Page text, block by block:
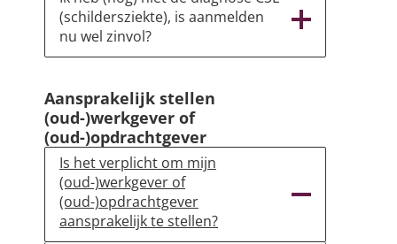
(schildersziekte), is aanmelden
nu wel zinvol?
Aansprakelijk stellen
(oud-)werkgever of
(oud-)opdrachtgever
Is het verplicht om mijn
(oud-)werkgever of
(oud-)opdrachtgever
aansprakelijk te stellen?